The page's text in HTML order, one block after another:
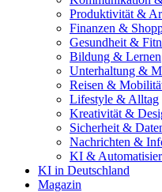
Produktivität &
Finanzen &
Gesundheit &
Bildung & Lernen
Unterhaltung &
Reisen &
Lifestyle & Alltag
Kreativität &
Sicherheit &
Nachrichten &
KI &
KI in Deutschland
Magazin